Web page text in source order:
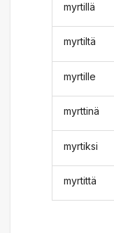
myrtillä
myrtiltä
myrtille
myrttinä
myrtiksi
myrtittä